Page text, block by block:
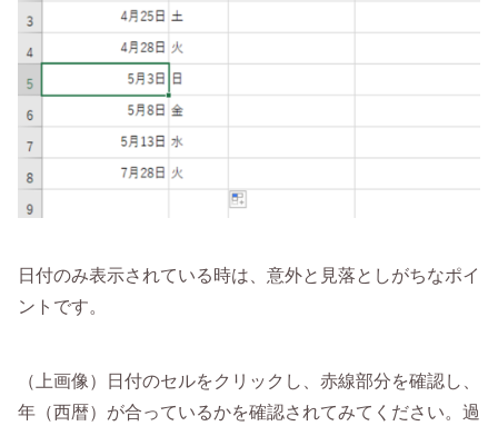
日付のみ表示されている時は、意外と見落としがちなポイ
ントです。
（上画像）日付のセルをクリックし、赤線部分を確認し、
年（西暦）が合っているかを確認されてみてください。過